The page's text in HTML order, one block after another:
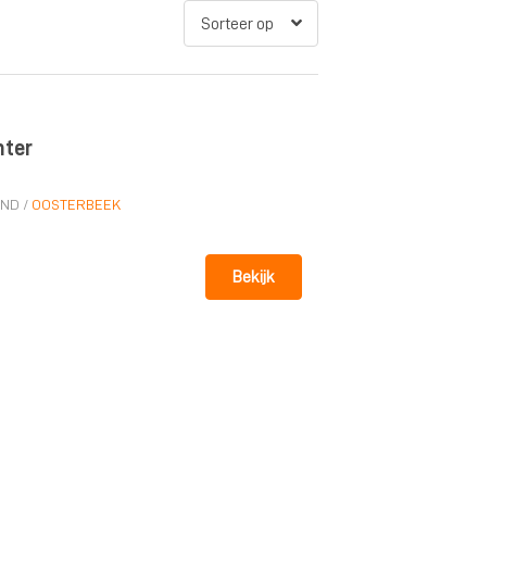
/ OOSTERBEEK
Bekijk